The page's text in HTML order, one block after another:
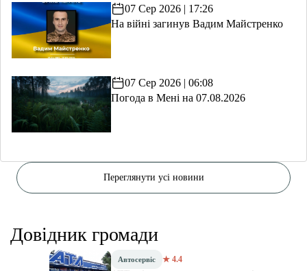
07 Сер 2026 | 17:26
На війні загинув Вадим Майстренко
07 Сер 2026 | 06:08
Погода в Мені на 07.08.2026
Переглянути усі новини
Довідник громади
Автосервіс ★ 4.4